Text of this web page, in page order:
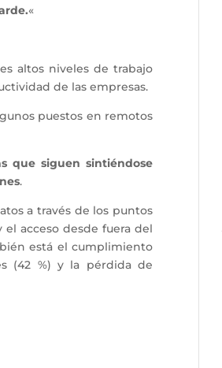
«
altos niveles de trabajo
de las empresas.
puestos en remotos
que siguen sintiéndose
.
a través de los puntos
el acceso desde fuera del
está el cumplimiento
(42 %) y la pérdida de